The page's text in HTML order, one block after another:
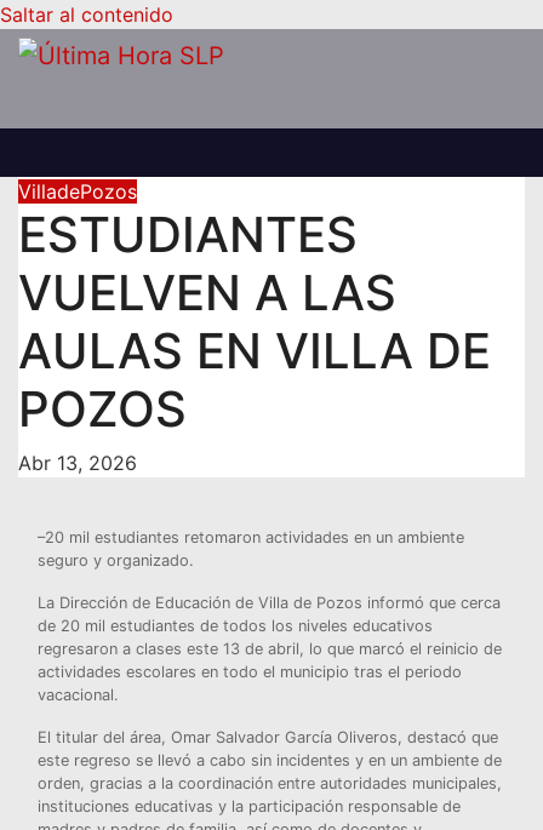
Saltar al contenido
VilladePozos
ESTUDIANTES
VUELVEN A LAS
AULAS EN VILLA DE
POZOS
Abr 13, 2026
–20 mil estudiantes retomaron actividades en un ambiente
seguro y organizado.
La Dirección de Educación de Villa de Pozos informó que cerca
de 20 mil estudiantes de todos los niveles educativos
regresaron a clases este 13 de abril, lo que marcó el reinicio de
actividades escolares en todo el municipio tras el periodo
vacacional.
El titular del área, Omar Salvador García Oliveros, destacó que
este regreso se llevó a cabo sin incidentes y en un ambiente de
orden, gracias a la coordinación entre autoridades municipales,
instituciones educativas y la participación responsable de